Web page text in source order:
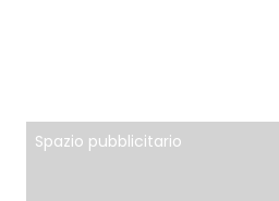
Spazio pubblicitario